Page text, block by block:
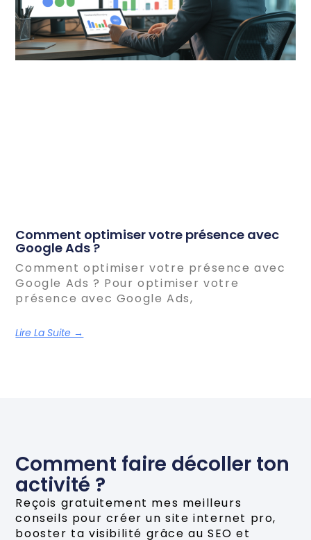
Comment optimiser votre présence avec
Google Ads ?
Comment optimiser votre présence avec
Google Ads ? Pour optimiser votre
présence avec Google Ads,
Lire La Suite →
Comment faire décoller ton
activité ?
Reçois gratuitement mes meilleurs
conseils pour créer un site internet pro,
booster ta visibilité grâce au SEO et